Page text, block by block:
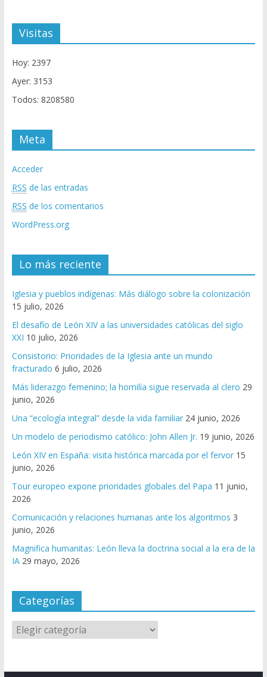
Visitas
Hoy: 2397
Ayer: 3153
Todos: 8208580
Meta
Acceder
RSS de las entradas
RSS de los comentarios
WordPress.org
Lo más reciente
Iglesia y pueblos indígenas: Más diálogo sobre la colonización
15 julio, 2026
El desafío de León XIV a las universidades católicas del siglo
XXI 10 julio, 2026
Consistorio: Prioridades de la Iglesia ante un mundo
fracturado 6 julio, 2026
Más liderazgo femenino; la homilía sigue reservada al clero 29
junio, 2026
Una “ecología integral” desde la vida familiar 24 junio, 2026
Un modelo de periodismo católico: John Allen Jr. 19 junio, 2026
León XIV en España: visita histórica marcada por el fervor 15
junio, 2026
Tour europeo expone prioridades globales del Papa 11 junio,
2026
Comunicación y relaciones humanas ante los algoritmos 3
junio, 2026
Magnifica humanitas: León lleva la doctrina social a la era de la
IA 29 mayo, 2026
Categorías